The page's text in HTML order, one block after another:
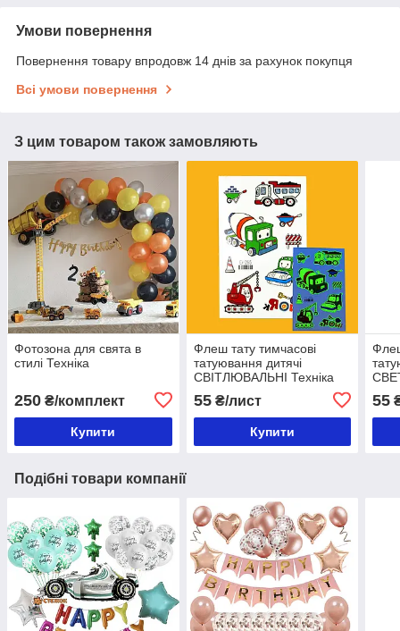
Умови повернення
Повернення товару впродовж 14 днів за рахунок покупця
Всі умови повернення
З цим товаром також замовляють
Фотозона для свята в
стилі Техніка
250 ₴/комплект
Купити
Флеш тату тимчасові
татуювання дитячі
СВІТЛЮВАЛЬНІ Техніка
55₴/лист
Купити
55
Подібні товари компанії